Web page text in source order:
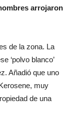
arrojaron
de la zona. La
‘polvo blanco’
Añadió que uno
muy
de una